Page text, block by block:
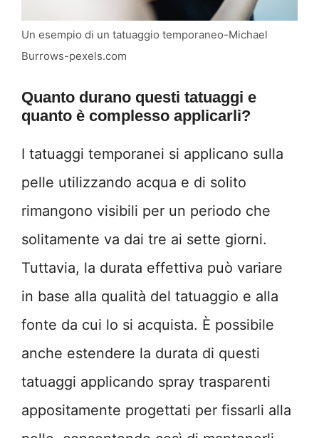
Un esempio di un tatuaggio temporaneo-Michael
Burrows-pexels.com
Quanto durano questi tatuaggi e
quanto è complesso applicarli?
I tatuaggi temporanei si applicano sulla
pelle utilizzando acqua e di solito
rimangono visibili per un periodo che
solitamente va dai tre ai sette giorni.
Tuttavia, la durata effettiva può variare
in base alla qualità del tatuaggio e alla
fonte da cui lo si acquista. È possibile
anche estendere la durata di questi
tatuaggi applicando spray trasparenti
appositamente progettati per fissarli alla